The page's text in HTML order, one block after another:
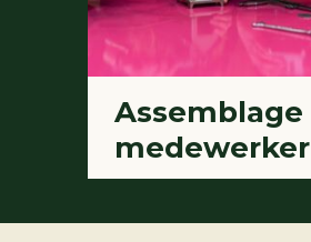
Assemblage
medewerker